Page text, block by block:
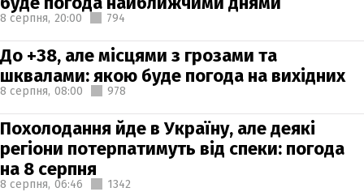
8 серпня, 20:00 794
До +38, але місцями з грозами та
шквалами: якою буде погода на вихідних
8 серпня, 08:00 978
Похолодання йде в Україну, але деякі
регіони потерпатимуть від спеки: погода
на 8 серпня
8 серпня, 06:46 1342